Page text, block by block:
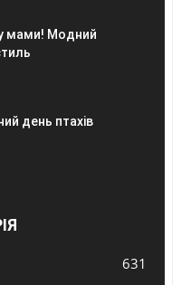
мами! Модний
день птахів
631